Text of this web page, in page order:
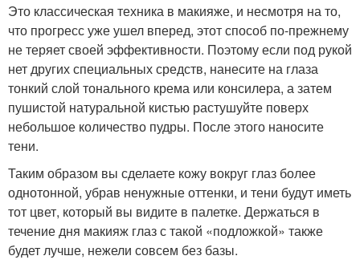
Это классическая техника в макияже, и несмотря на то,
что прогресс уже ушел вперед, этот способ по-прежнему
не теряет своей эффективности. Поэтому если под рукой
нет других специальных средств, нанесите на глаза
тонкий слой тонального крема или консилера, а затем
пушистой натуральной кистью растушуйте поверх
небольшое количество пудры. После этого наносите
тени.
Таким образом вы сделаете кожу вокруг глаз более
однотонной, убрав ненужные оттенки, и тени будут иметь
тот цвет, который вы видите в палетке. Держаться в
течение дня макияж глаз с такой «подложкой» также
будет лучше, нежели совсем без базы.